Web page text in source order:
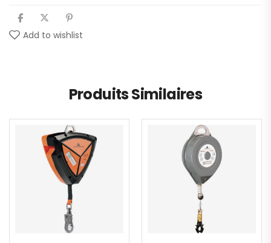
Add to wishlist
Produits Similaires